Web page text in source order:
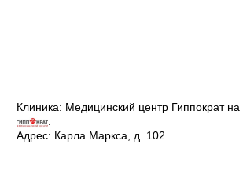
Клиника: Медицинский центр Гиппократ
.
Адрес: Карла Маркса, д. 102.